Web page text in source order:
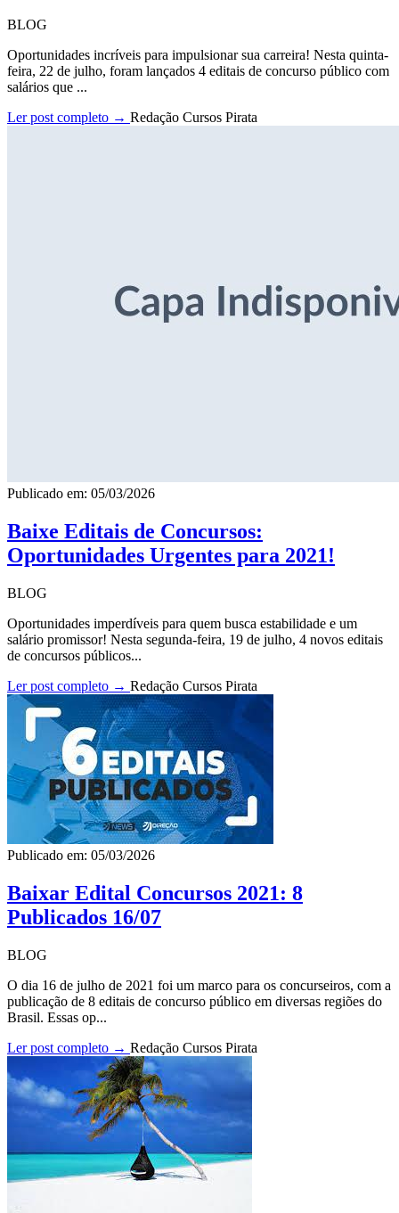
BLOG
Oportunidades incríveis para impulsionar sua carreira! Nesta quinta-
feira, 22 de julho, foram lançados 4 editais de concurso público com
salários que ...
Ler post completo → Redação Cursos Pirata
Publicado em: 05/03/2026
Baixe Editais de Concursos:
Oportunidades Urgentes para 2021!
BLOG
Oportunidades imperdíveis para quem busca estabilidade e um
salário promissor! Nesta segunda-feira, 19 de julho, 4 novos editais
de concursos públicos...
Ler post completo → Redação Cursos Pirata
Publicado em: 05/03/2026
Baixar Edital Concursos 2021: 8
Publicados 16/07
BLOG
O dia 16 de julho de 2021 foi um marco para os concurseiros, com a
publicação de 8 editais de concurso público em diversas regiões do
Brasil. Essas op...
Ler post completo → Redação Cursos Pirata